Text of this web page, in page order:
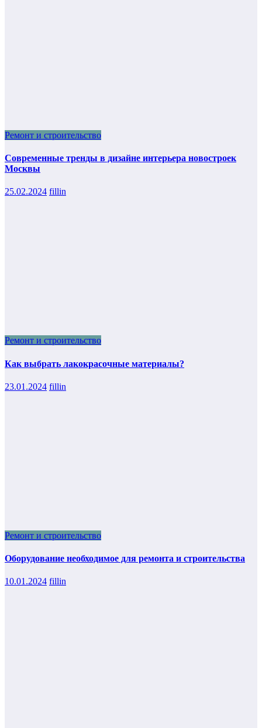
Ремонт и строительство
Современные тренды в дизайне интерьера новостроек
Москвы
25.02.2024 fillin
Ремонт и строительство
Как выбрать лакокрасочные материалы?
23.01.2024 fillin
Ремонт и строительство
Оборудование необходимое для ремонта и строительства
10.01.2024 fillin